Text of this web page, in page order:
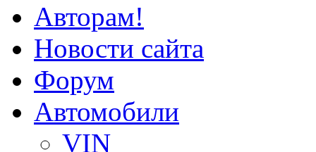
Авторам!
Новости сайта
Форум
Автомобили
VIN